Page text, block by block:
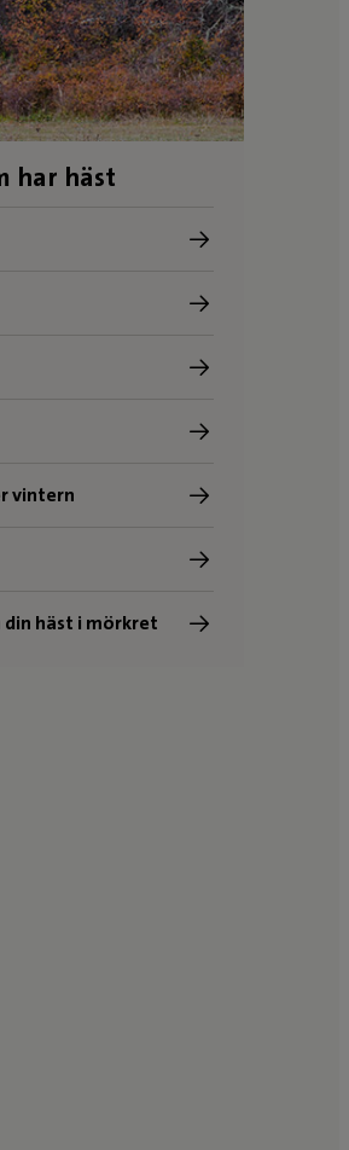
har häst
vintern
din häst i mörkret